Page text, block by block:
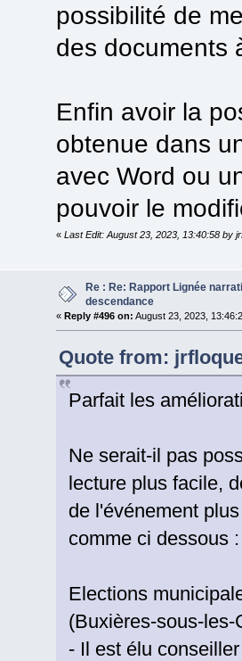
possibilité de
des documents
Enfin avoir la
obtenue dans
avec Word ou
pouvoir le
«Last Edit: August 23, 2023, 13:40:58 by
Re : Re: Rapport Lignée
descendance
«Reply #496 on: August 23, 2023,
Quote from:
Parfait les
Ne serait-il pas
lecture plus facile,
de l'événement
comme ci dessous :
Elections
(Buxières-sous-
- Il est élu